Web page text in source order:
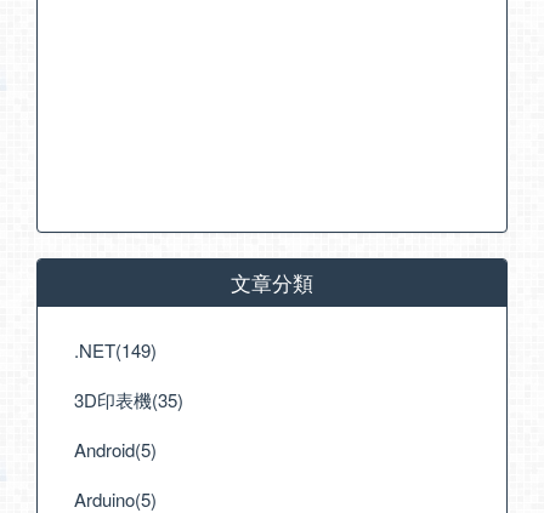
文章分類
.NET(149)
3D印表機(35)
Android(5)
Arduino(5)